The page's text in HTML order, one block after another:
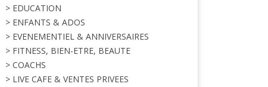
> EDUCATION
> ENFANTS & ADOS
> EVENEMENTIEL & ANNIVERSAIRES
> FITNESS, BIEN-ETRE, BEAUTE
> COACHS
> LIVE CAFE & VENTES PRIVEES